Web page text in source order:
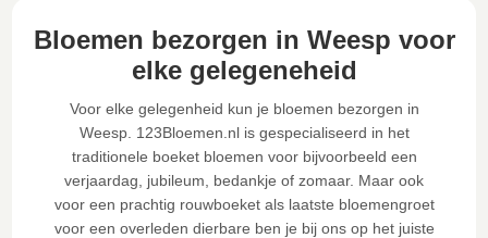
Bloemen bezorgen in Weesp voor
elke gelegeneheid
Voor elke gelegenheid kun je bloemen bezorgen in
Weesp. 123Bloemen.nl is gespecialiseerd in het
traditionele boeket bloemen voor bijvoorbeeld een
verjaardag, jubileum, bedankje of zomaar. Maar ook
voor een prachtig rouwboeket als laatste bloemengroet
voor een overleden dierbare ben je bij ons op het juiste